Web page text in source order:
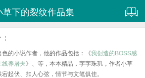
草下的裂纹作品集
色的小说作者，他的作品包括：《我创造的BOSS感
线养屠夫》、等，本本精品，字字珠玑，作者小草
起伏、扣人心弦，情节与文笔俱佳。